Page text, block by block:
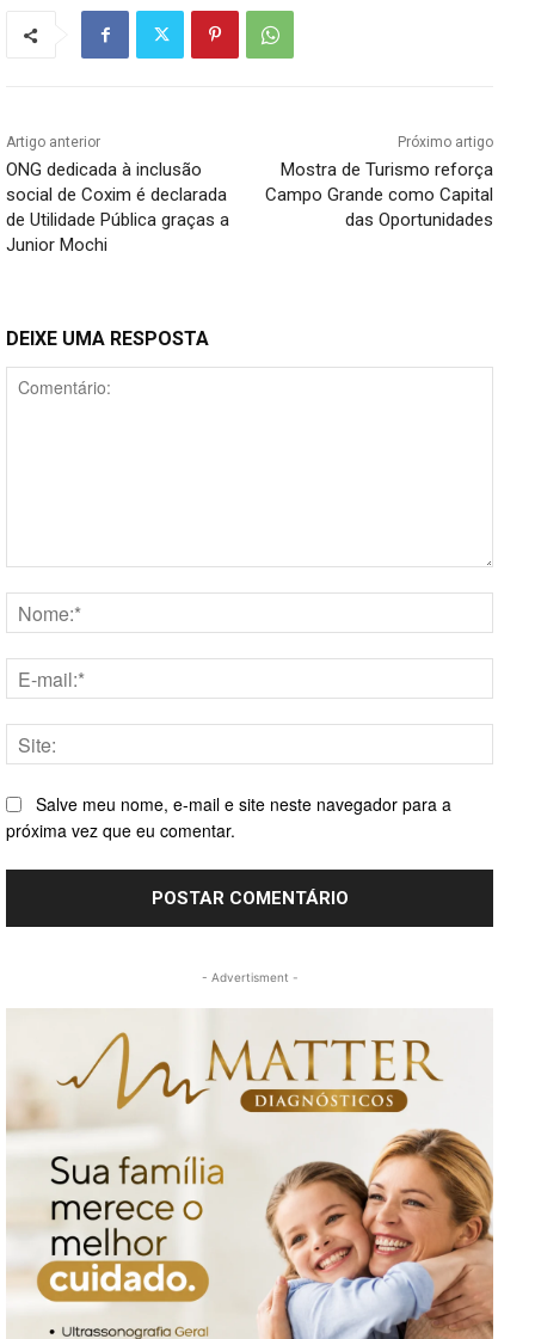
Artigo anterior
ONG dedicada à inclusão
social de Coxim é declarada
de Utilidade Pública graças a
Junior Mochi
Próximo artigo
Mostra de Turismo reforça
Campo Grande como Capital
das Oportunidades
DEIXE UMA RESPOSTA
mail:*
Salve meu nome, e-mail e site neste navegador para a
próxima vez que eu comentar.
- Advertisment -